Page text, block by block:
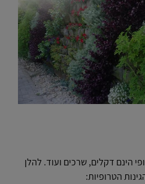
הינם דקלים, שרכים ועוד. להלן
הטרופיות: